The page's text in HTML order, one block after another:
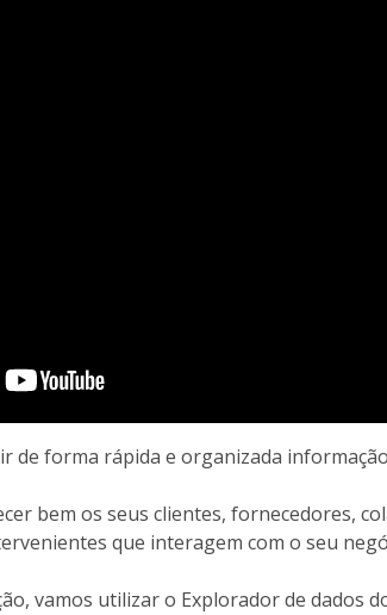
de forma rápida e organizada
bem os seus clientes, fornecedores,
que interagem com o seu
vamos utilizar o Explorador de dados